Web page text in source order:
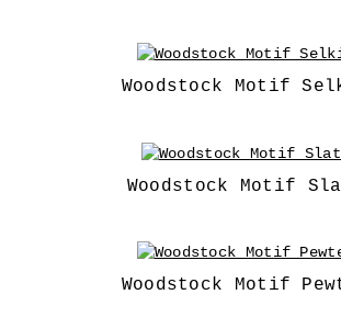
Woodstock Motif
Woodstock Motif
Woodstock Motif